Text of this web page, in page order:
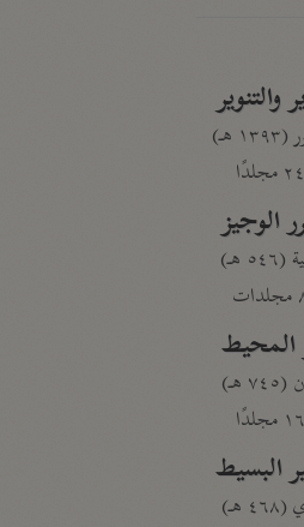
والتنوير
هـ)
الوجيز
هـ)
المحيط
هـ)
البسيط
هـ)